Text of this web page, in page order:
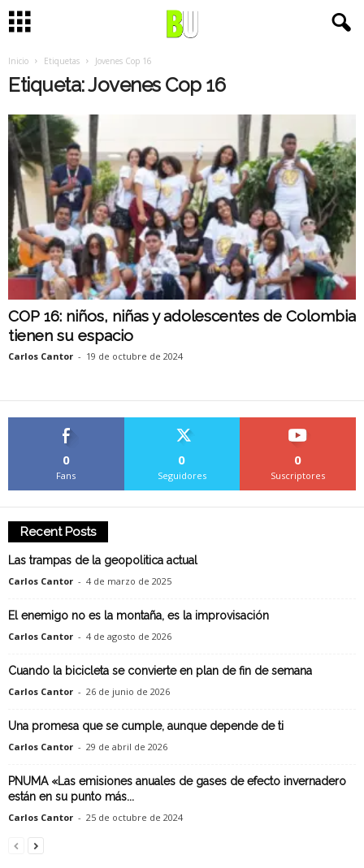
Inicio Etiquetas Jovenes Cop 16
Etiqueta: Jovenes Cop 16
COP 16: niños, niñas y adolescentes de Colombia
tienen su espacio
Carlos Cantor - 19 de octubre de 2024
0
Fans
0
Seguidores
0
Suscriptores
Recent Posts
Las trampas de la geopolitica actual
Carlos Cantor - 4 de marzo de 2025
El enemigo no es la montaña, es la improvisación
Carlos Cantor - 4 de agosto de 2026
Cuando la bicicleta se convierte en plan de fin de semana
Carlos Cantor - 26 de junio de 2026
Una promesa que se cumple, aunque depende de ti
Carlos Cantor - 29 de abril de 2026
PNUMA «Las emisiones anuales de gases de efecto invernadero
están en su punto más...
Carlos Cantor - 25 de octubre de 2024